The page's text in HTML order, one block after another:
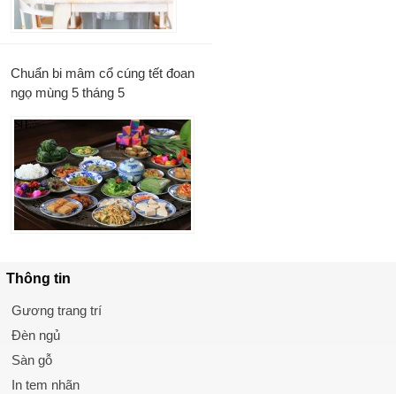
Chuẩn bi mâm cổ cúng tết đoan
ngọ mùng 5 tháng 5
Thông tin
Gương trang trí
Đèn ngủ
Sàn gỗ
In tem nhãn